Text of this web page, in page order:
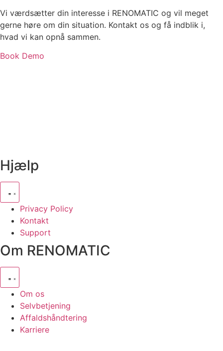
Vi værdsætter din interesse i RENOMATIC og vil meget
gerne høre om din situation. Kontakt os og få indblik i,
hvad vi kan opnå sammen.
Book Demo
Hjælp
Privacy Policy
Kontakt
Support
Om RENOMATIC
Om os
Selvbetjening
Affaldshåndtering
Karriere